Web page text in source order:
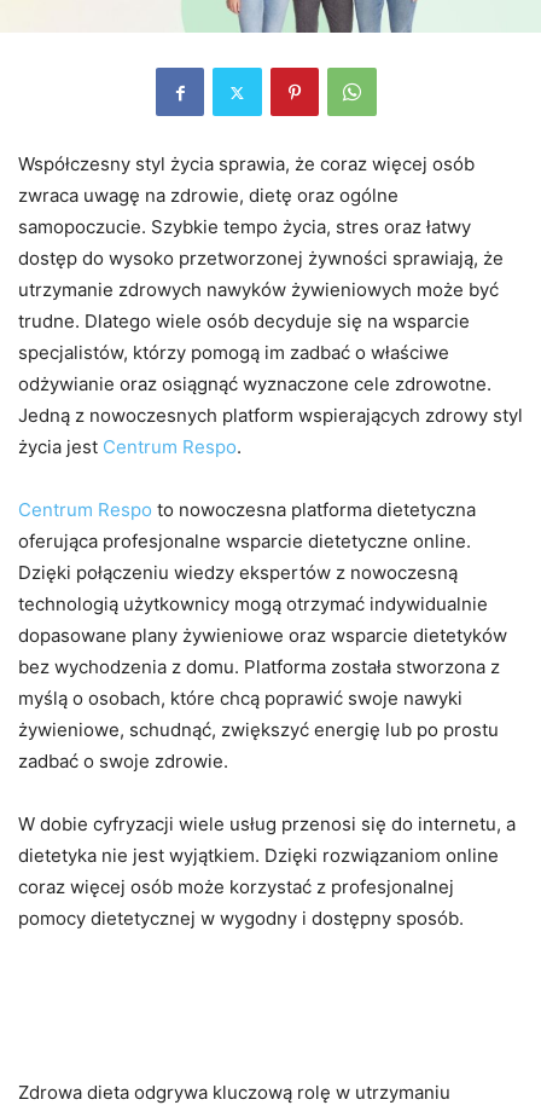
Współczesny styl życia sprawia, że coraz więcej osób
zwraca uwagę na zdrowie, dietę oraz ogólne
samopoczucie. Szybkie tempo życia, stres oraz łatwy
dostęp do wysoko przetworzonej żywności sprawiają, że
utrzymanie zdrowych nawyków żywieniowych może być
trudne. Dlatego wiele osób decyduje się na wsparcie
specjalistów, którzy pomogą im zadbać o właściwe
odżywianie oraz osiągnąć wyznaczone cele zdrowotne.
Jedną z nowoczesnych platform wspierających zdrowy styl
życia jest Centrum Respo.
Centrum Respo to nowoczesna platforma dietetyczna
oferująca profesjonalne wsparcie dietetyczne online.
Dzięki połączeniu wiedzy ekspertów z nowoczesną
technologią użytkownicy mogą otrzymać indywidualnie
dopasowane plany żywieniowe oraz wsparcie dietetyków
bez wychodzenia z domu. Platforma została stworzona z
myślą o osobach, które chcą poprawić swoje nawyki
żywieniowe, schudnąć, zwiększyć energię lub po prostu
zadbać o swoje zdrowie.
W dobie cyfryzacji wiele usług przenosi się do internetu, a
dietetyka nie jest wyjątkiem. Dzięki rozwiązaniom online
coraz więcej osób może korzystać z profesjonalnej
pomocy dietetycznej w wygodny i dostępny sposób.
Zdrowa dieta odgrywa kluczową rolę w utrzymaniu